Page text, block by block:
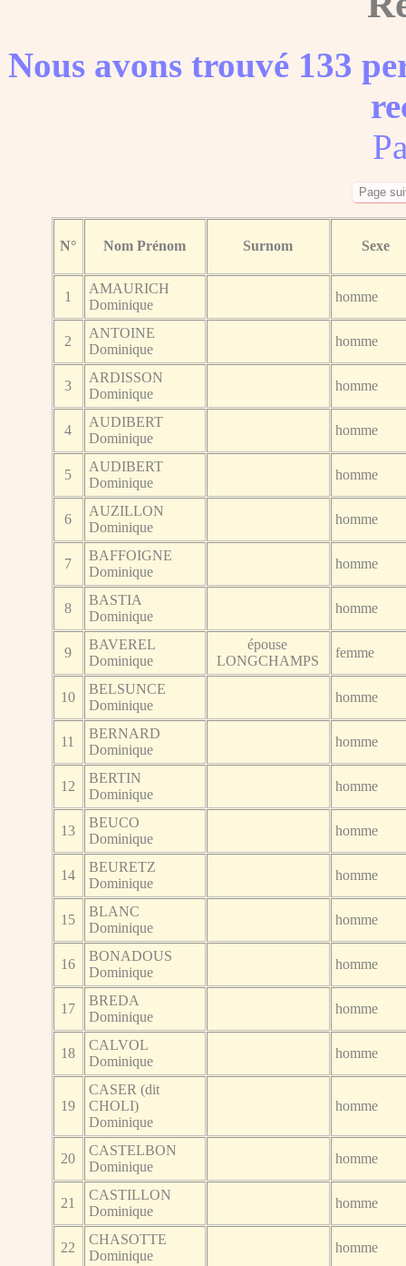
Nous avons trouvé 133
N° Nom Prénom Surnom Sexe
1
AMAURICH
Dominique
homme
2
ANTOINE
Dominique
homme
3
ARDISSON
Dominique
homme
4
AUDIBERT
Dominique
homme
5
AUDIBERT
Dominique
homme
6
AUZILLON
Dominique
homme
7
BAFFOIGNE
Dominique
homme
8
BASTIA
Dominique
homme
9
BAVEREL
Dominique
épouse
LONGCHAMPS
femme
10
BELSUNCE
Dominique
homme
11
BERNARD
Dominique
homme
12
BERTIN
Dominique
homme
13
BEUCO
Dominique
homme
14
BEURETZ
Dominique
homme
15
BLANC
Dominique
homme
16
BONADOUS
Dominique
homme
17
BREDA
Dominique
homme
18
CALVOL
Dominique
homme
19
CASER (dit
CHOLI)
Dominique
homme
20
CASTELBON
Dominique
homme
21
CASTILLON
Dominique
homme
22
CHASOTTE
Dominique
homme